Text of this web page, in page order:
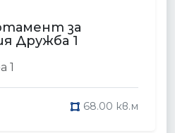
за
Дружба 1
1
68.00 кв.м